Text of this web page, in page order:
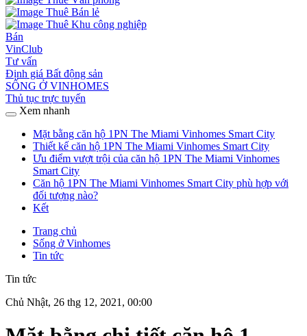
Thuê Bán lẻ
Thuê Khu công nghiệp
Bán
VinClub
Tư vấn
Định giá Bất động sản
SỐNG Ở VINHOMES
Thủ tục trực tuyến
Xem nhanh
Mặt bằng căn hộ 1PN The Miami Vinhomes Smart City
Thiết kế căn hộ 1PN The Miami Vinhomes Smart City
Ưu điểm vượt trội của căn hộ 1PN The Miami Vinhomes
Smart City
Căn hộ 1PN The Miami Vinhomes Smart City phù hợp với
đối tượng nào?
Kết
Trang chủ
Sống ở Vinhomes
Tin tức
Tin tức
Chủ Nhật, 26 thg 12, 2021, 00:00